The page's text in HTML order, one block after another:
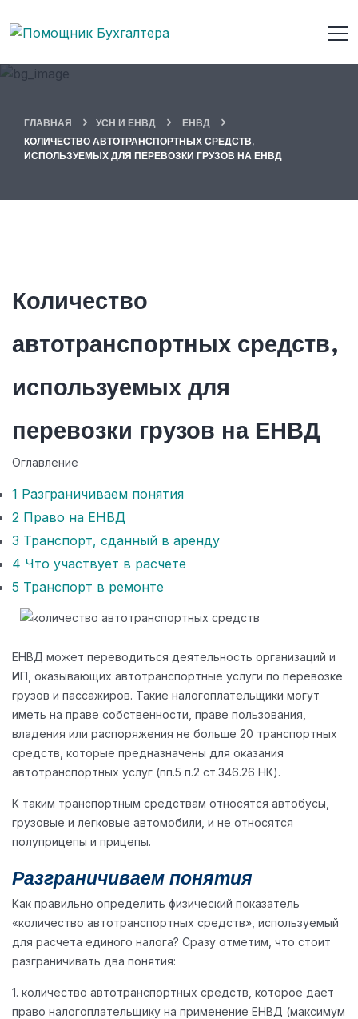
ГЛАВНАЯ УСН И ЕНВД
ЕНВД
КОЛИЧЕСТВО АВТОТРАНСПОРТНЫХ СРЕДСТВ,
ИСПОЛЬЗУЕМЫХ ДЛЯ ПЕРЕВОЗКИ ГРУЗОВ НА ЕНВД
Количество
автотранспортных средств,
используемых для
перевозки грузов на ЕНВД
Оглавление
1 Разграничиваем понятия
2 Право на ЕНВД
3 Транспорт, сданный в аренду
4 Что участвует в расчете
5 Транспорт в ремонте
ЕНВД может переводиться деятельность организаций и
ИП, оказывающих автотранспортные услуги по перевозке
грузов и пассажиров. Такие налогоплательщики могут
иметь на праве собственности, праве пользования,
владения или распоряжения не больше 20 транспортных
средств, которые предназначены для оказания
автотранспортных услуг (пп.5 п.2 ст.346.26 НК).
К таким транспортным средствам относятся автобусы,
грузовые и легковые автомобили, и не относятся
полуприцепы и прицепы.
Разграничиваем понятия
Как правильно определить физический показатель
«количество автотранспортных средств», используемый
для расчета единого налога? Сразу отметим, что стоит
разграничивать два понятия:
1. количество автотранспортных средств, которое дает
право налогоплательщику на применение ЕНВД (максимум